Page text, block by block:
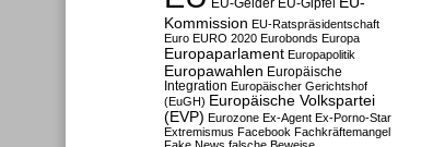
EU-Gelder
Kommission EU-Ratspräsidentschaft
Euro EURO 2020 Eurobonds Europa
Europaparlament Europapolitik
Europawahlen Europäische
Integration Europäischer Gerichtshof
(EuGH) Europäische Volkspartei
(EVP) Eurozone Ex-Agent Ex-Porno-Star
Extremismus Facebook Fachkräftemangel